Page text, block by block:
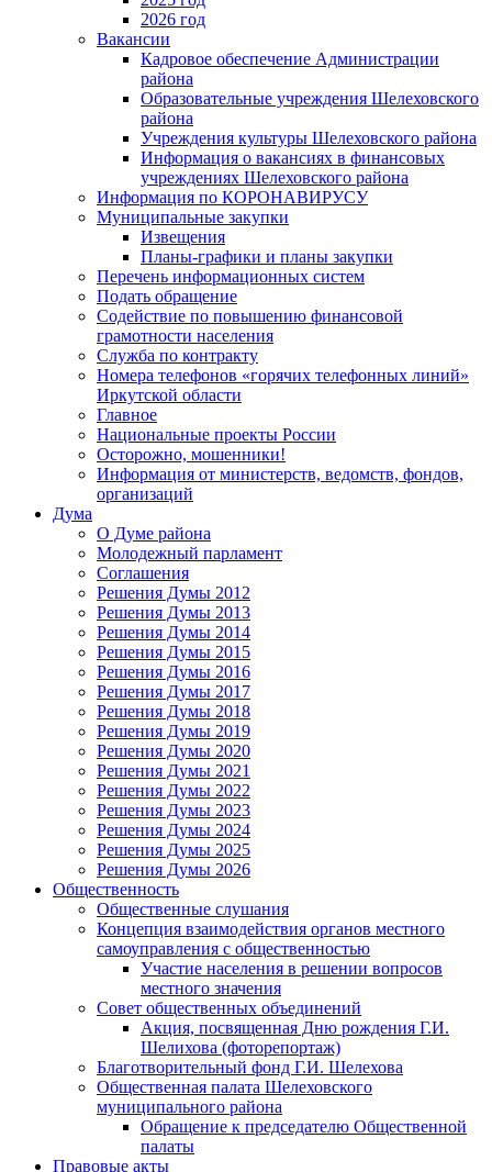
2026 год
Вакансии
Кадровое обеспечение Администрации
района
Образовательные учреждения Шелеховского
района
Учреждения культуры Шелеховского района
Информация о вакансиях в финансовых
учреждениях Шелеховского района
Информация по КОРОНАВИРУСУ
Муниципальные закупки
Извещения
Планы-графики и планы закупки
Перечень информационных систем
Подать обращение
Содействие по повышению финансовой
грамотности населения
Служба по контракту
Номера телефонов «горячих телефонных линий»
Иркутской области
Главное
Национальные проекты России
Осторожно, мошенники!
Информация от министерств, ведомств, фондов,
организаций
Дума
О Думе района
Молодежный парламент
Соглашения
Решения Думы 2012
Решения Думы 2013
Решения Думы 2014
Решения Думы 2015
Решения Думы 2016
Решения Думы 2017
Решения Думы 2018
Решения Думы 2019
Решения Думы 2020
Решения Думы 2021
Решения Думы 2022
Решения Думы 2023
Решения Думы 2024
Решения Думы 2025
Решения Думы 2026
Общественность
Общественные слушания
Концепция взаимодействия органов местного
самоуправления с общественностью
Участие населения в решении вопросов
местного значения
Совет общественных объединений
Акция, посвященная Дню рождения Г.И.
Шелихова (фоторепортаж)
Благотворительный фонд Г.И. Шелехова
Общественная палата Шелеховского
муниципального района
Обращение к председателю Общественной
палаты
Правовые акты